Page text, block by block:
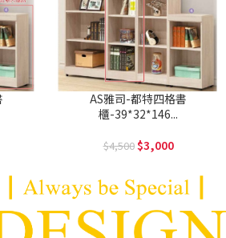
AS雅司-都特四格書
櫃-39*32*146...
4,500 3,000